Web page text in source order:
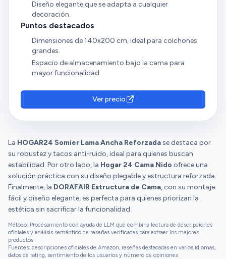
Diseño elegante que se adapta a cualquier
decoración.
Puntos destacados
Dimensiones de 140x200 cm, ideal para colchones
grandes.
Espacio de almacenamiento bajo la cama para
mayor funcionalidad.
Ver precio
La HOGAR24 Somier Lama Ancha Reforzadase destaca por
su robustez y tacos anti-ruido, ideal para quienes buscan
estabilidad. Por otro lado, la Hogar 24 Cama Nido ofrece una
solución práctica con su diseño plegable y estructura reforzada.
Finalmente, la DORAFAIR Estructura de Cama, con su montaje
fácil y diseño elegante, es perfecta para quienes priorizan la
estética sin sacrificar la funcionalidad.
Método: Procesamiento con ayuda de LLM que combina lectura de descripciones
oficiales y análisis semántico de reseñas verificadas para extraer los mejores
productos
Fuentes: descripciones oficiales de Amazon, reseñas destacadas en varios idiomas,
datos de rating, sentimiento de los usuarios y número de opiniones